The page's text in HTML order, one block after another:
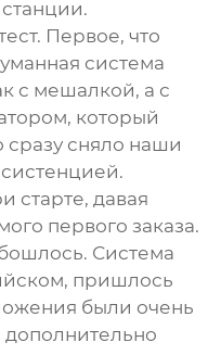
Первое, что
система
с мешалкой, а с
который
сразу сняло наши
старте, давая
первого заказа.
Система
пришлось
были очень